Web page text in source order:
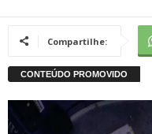
Compartilhe: